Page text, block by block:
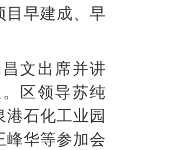
目早建成、早
文出席并讲
区领导苏纯
石化工业园
峰华等参加会